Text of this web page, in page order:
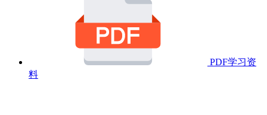
PDF学习资
料